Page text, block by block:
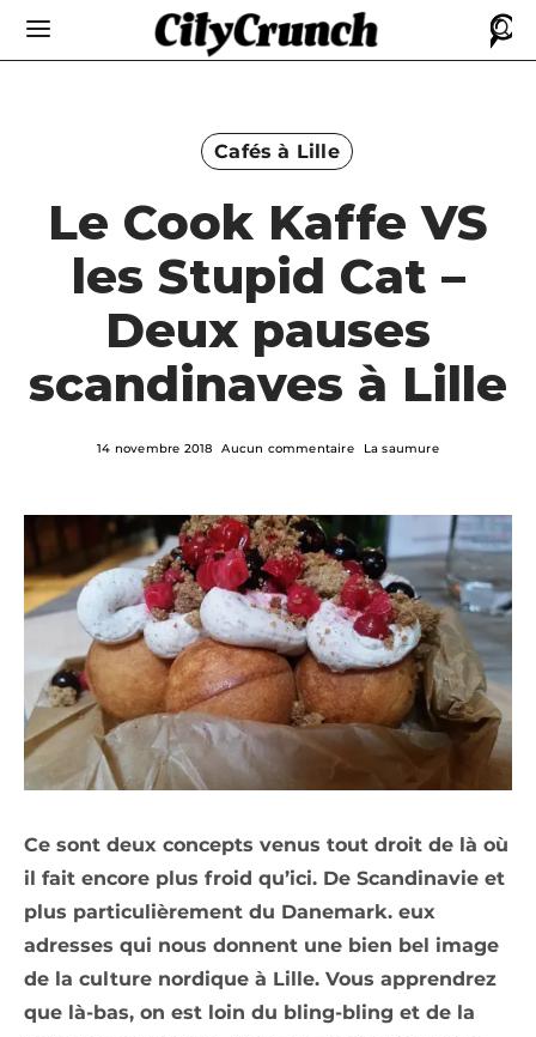
Cafés à Lille
Le Cook Kaffe VS
les Stupid Cat –
Deux pauses
scandinaves à Lille
14 novembre 2018 Aucun commentaire La saumure
Ce sont deux concepts venus tout droit de là où
il fait encore plus froid qu’ici. De Scandinavie et
plus particulièrement du Danemark. eux
adresses qui nous donnent une bien bel image
de la culture nordique à Lille. Vous apprendrez
que là-bas, on est loin du bling-bling et de la